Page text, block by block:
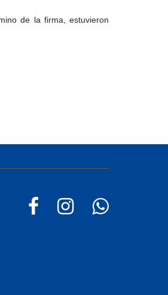
de la firma, estuvieron